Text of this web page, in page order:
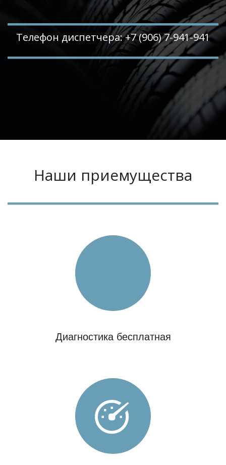
Телефон диспетчера: +7 (906) 7-941-941
Наши приемущества
Диагностика бесплатная